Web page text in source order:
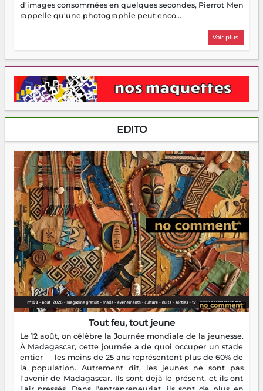
d'images consommées en quelques secondes, Pierrot Men
rappelle qu'une photographie peut enco...
Voir plus
EDITO
Tout feu, tout jeune
Le 12 août, on célèbre la Journée mondiale de la jeunesse.
À Madagascar, cette journée a de quoi occuper un stade
entier — les moins de 25 ans représentent plus de 60% de
la population. Autrement dit, les jeunes ne sont pas
l'avenir de Madagascar. Ils sont déjà le présent, et ils ont
l'air pressés. Dans l'entrepreneuriat, ils sont de plus en